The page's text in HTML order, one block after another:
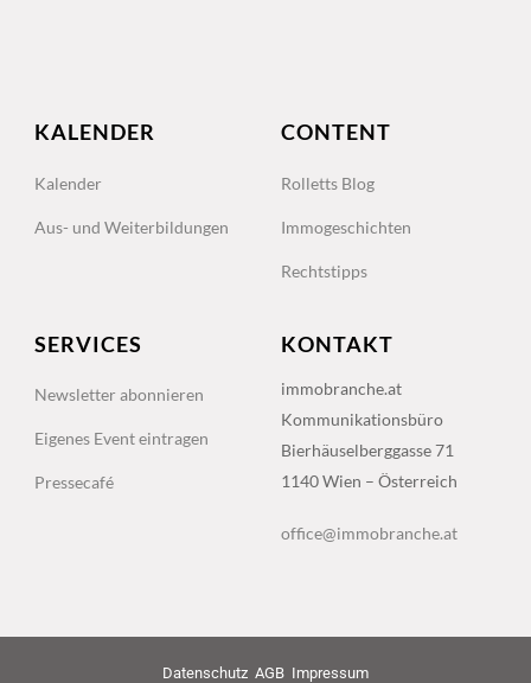
KALENDER
Kalender
Aus- und Weiterbildungen
CONTENT
Rolletts Blog
Immogeschichten
Rechtstipps
SERVICES
Newsletter abonnieren
Eigenes Event eintragen
Pressecafé
KONTAKT
immobranche.at
Kommunikationsbüro
Bierhäuselberggasse 71
1140 Wien – Österreich
office@immobranche.at
Datenschutz AGB Impressum